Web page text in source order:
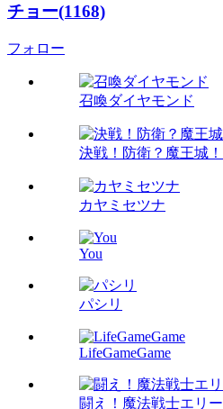
チョー(1168)
フォロー
召喚ダイヤモンド
決戦！防衛？魔王城！
カヤミセツナ
You
パシリ
LifeGameGame
闘え！魔法戦士エリー